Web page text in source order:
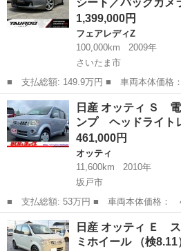
ディオ・...
シート／バックカ
1,399,000円
フェアレディZ
100,000km
2009年
さいたま市
■ 支払総額: 149.9万円 ■ 車両本体価格： 1,399,000 円 ■ メーカ
ー名： 日産 ■ 車種名： フェアレデ
ーザー買取車／本革シート／バックカメ
ＢＯＳＥ...
埼玉 さいたま市 フェアレディZ
日産 オッティ Ｓ
ンプ ヘッドライ
461,000円
オッティ
11,600km
2010年
坂戸市
■ 支払総額: 53万円 ■ 車両本体価格： 461,000 円 ■ メーカー
名： 日産 ■ 車種名： オッティ ■ グ
ミラー フォグランプ ヘッドライトレ
マニュアル マニ...
埼玉 坂戸市 オッティ
日産 オッティ Ｅ
ミホイール （検8.11